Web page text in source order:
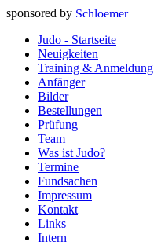
sponsored by
Judo - Startseite
Neuigkeiten
Training & Anmeldung
Anfänger
Bilder
Bestellungen
Prüfung
Team
Was ist Judo?
Termine
Fundsachen
Impressum
Kontakt
Links
Intern